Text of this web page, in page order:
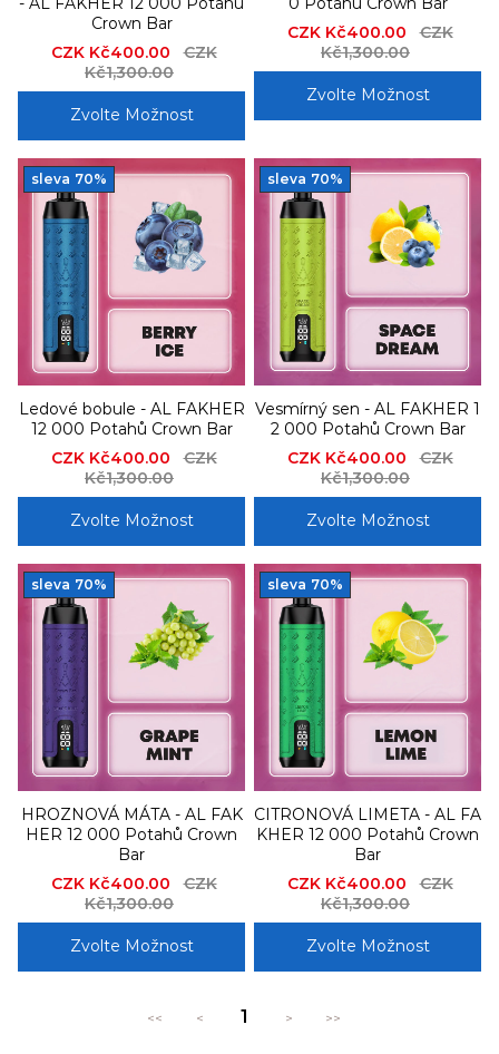
Crown Bar
Sale
price
CZK Kč400.00
Regular
CZK
Kč1,300.00
Zvolte Možnost
Sale
price
CZK Kč400.00
Regular
CZK
Kč1,300.00
Zvolte Možnost
sleva 70%
Ledové bobule - AL FAKHER
12 000 Potahů Crown Bar
Sale
price
CZK Kč400.00
Regular
CZK
Kč1,300.00
Zvolte Možnost
sleva 70%
Vesmírný sen - AL FAKHER 1
2 000 Potahů Crown Bar
Sale
price
CZK Kč400.00
Regular
CZK
Kč1,300.00
Zvolte Možnost
sleva 70%
HROZNOVÁ MÁTA - AL FAK
HER 12 000 Potahů Crown
Bar
Sale
price
CZK Kč400.00
Regular
CZK
Kč1,300.00
Zvolte Možnost
sleva 70%
CITRONOVÁ LIMETA - AL FA
KHER 12 000 Potahů Crown
Bar
Sale
price
CZK Kč400.00
Regular
CZK
Kč1,300.00
Zvolte Možnost
<< < 1 > >>